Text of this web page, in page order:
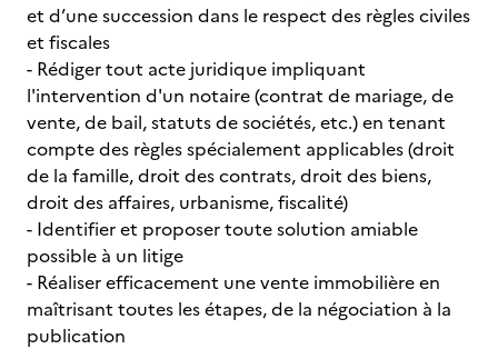
et d’une succession dans le respect des règles civiles
et fiscales
- Rédiger tout acte juridique impliquant
l'intervention d'un notaire (contrat de mariage, de
vente, de bail, statuts de sociétés, etc.) en tenant
compte des règles spécialement applicables (droit
de la famille, droit des contrats, droit des biens,
droit des affaires, urbanisme, fiscalité)
- Identifier et proposer toute solution amiable
possible à un litige
- Réaliser efficacement une vente immobilière en
maîtrisant toutes les étapes, de la négociation à la
publication